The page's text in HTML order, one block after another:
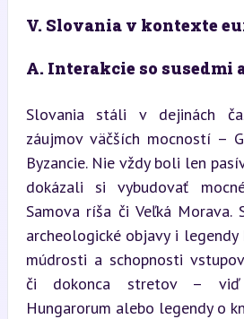
V. Slovania v kontexte
A. Interakcie so susedmi
Slovania stáli v dejinách
záujmov väčších mocností –
Byzancie. Nie vždy boli len
dokázali si vybudovať
Samova ríša či Veľká Morava.
archeologické objavy i
múdrosti a schopnosti
či dokonca stretov – viď
Hungarorum alebo legendy o